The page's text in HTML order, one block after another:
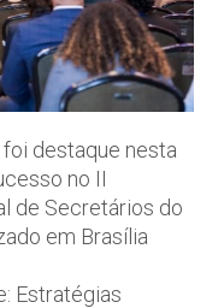
destaque nesta
no II
de Secretários do
em Brasília
Estratégias